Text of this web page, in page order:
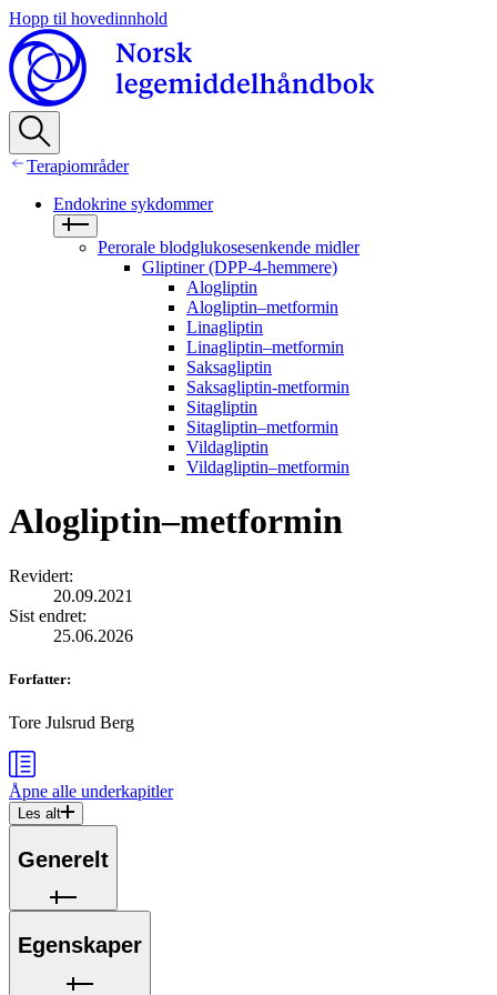
Hopp til hovedinnhold
Terapiområder
Endokrine sykdommer
Perorale blodglukosesenkende midler
Gliptiner (DPP-4-hemmere)
Alogliptin
Alogliptin–metformin
Linagliptin
Linagliptin–metformin
Saksagliptin
Saksagliptin-metformin
Sitagliptin
Sitagliptin–metformin
Vildagliptin
Vildagliptin–metformin
Alogliptin–metformin
Revidert:
20.09.2021
Sist endret:
25.06.2026
Forfatter:
Tore Julsrud Berg
Åpne alle underkapitler
Les alt
Generelt
Egenskaper